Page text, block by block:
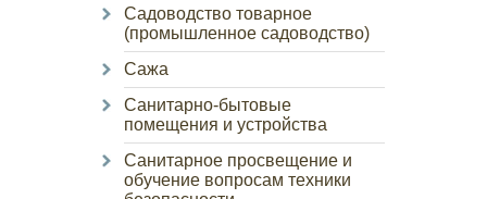
Садоводство товарное
(промышленное садоводство)
Сажа
Санитарно-бытовые
помещения и устройства
Санитарное просвещение и
обучение вопросам техники